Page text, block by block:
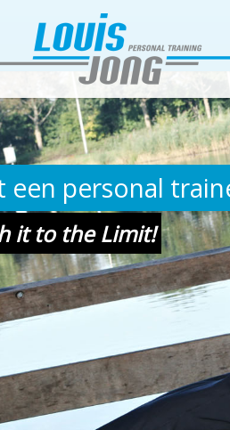
een personal
it to the Limit!